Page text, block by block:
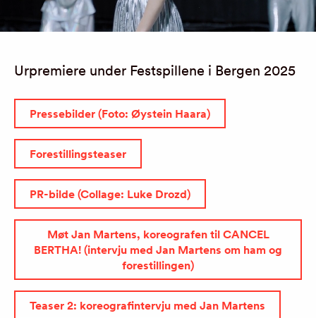
JOURNAL
Urpremiere under Festspillene i Bergen 2025
Pressebilder (Foto: Øystein Haara)
Forestillingsteaser
PR-bilde (Collage: Luke Drozd)
Møt Jan Martens, koreografen til CANCEL
BERTHA! (intervju med Jan Martens om ham og
forestillingen)
Teaser 2: koreografintervju med Jan Martens